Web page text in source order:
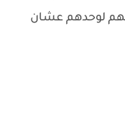
لوحدهم عشان